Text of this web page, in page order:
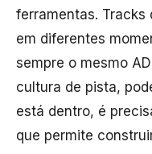
ferramentas. Tracks
em diferentes
sempre o mesmo
cultura de pista,
está dentro, é
que permite